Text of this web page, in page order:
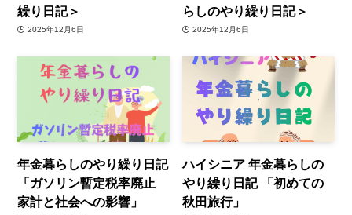
繰り日記＞
2025年12月6日
らしのやり繰り日記＞
2025年12月6日
年金暮らしのやり繰り日記
「ガソリン暫定税率廃止
家計と社会への影響」
ハイシニア 年金暮らしの
やり繰り日記 「初めての
秋田旅行」